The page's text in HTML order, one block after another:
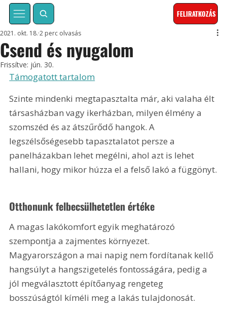
FELIRATKOZÁS
Csend és nyugalom
2021. okt. 18. 2 perc olvasás
Frissítve: jún. 30.
Támogatott tartalom
Szinte mindenki megtapasztalta már, aki valaha élt
társasházban vagy ikerházban, milyen élmény a
szomszéd és az átszűrődő hangok. A
legszélsőségesebb tapasztalatot persze a
panelházakban lehet megélni, ahol azt is lehet
hallani, hogy mikor húzza el a felső lakó a függönyt.
Otthonunk felbecsülhetetlen értéke
A magas lakókomfort egyik meghatározó
szempontja a zajmentes környezet.
Magyarországon a mai napig nem fordítanak kellő
hangsúlyt a hangszigetelés fontosságára, pedig a
jól megválasztott építőanyag rengeteg
bosszúságtól kíméli meg a lakás tulajdonosát.